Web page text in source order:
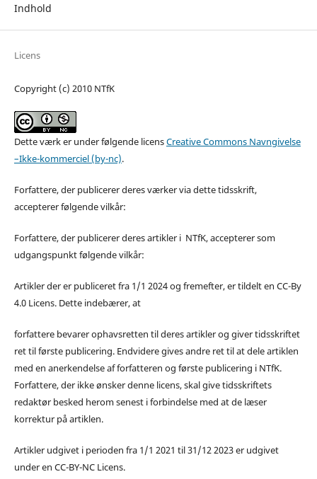
Indhold
Licens
Copyright (c) 2010 NTfK
Dette værk er under følgende licensCreative Commons Navngivelse
–Ikke-kommerciel (by-nc).
Forfattere, der publicerer deres værker via dette tidsskrift,
accepterer følgende vilkår:
Forfattere, der publicerer deres artikler i NTfK, accepterer som
udgangspunkt følgende vilkår:
Artikler der er publiceret fra 1/1 2024 og fremefter, er tildelt en CC-By
4.0 Licens. Dette indebærer, at
forfattere bevarer ophavsretten til deres artikler og giver tidsskriftet
ret til første publicering. Endvidere gives andre ret til at dele artiklen
med en anerkendelse af forfatteren og første publicering i NTfK.
Forfattere, der ikke ønsker denne licens, skal give tidsskriftets
redaktør besked herom senest i forbindelse med at de læser
korrektur på artiklen.
Artikler udgivet i perioden fra 1/1 2021 til 31/12 2023 er udgivet
under en CC-BY-NC Licens.